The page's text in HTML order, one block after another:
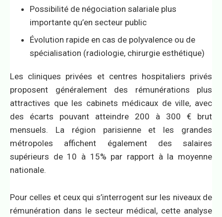
Possibilité de négociation salariale plus
importante qu’en secteur public
Évolution rapide en cas de polyvalence ou de
spécialisation (radiologie, chirurgie esthétique)
Les cliniques privées et centres hospitaliers privés
proposent généralement des rémunérations plus
attractives que les cabinets médicaux de ville, avec
des écarts pouvant atteindre 200 à 300 € brut
mensuels. La région parisienne et les grandes
métropoles affichent également des salaires
supérieurs de 10 à 15% par rapport à la moyenne
nationale.
Pour celles et ceux qui s’interrogent sur les niveaux de
rémunération dans le secteur médical, cette analyse